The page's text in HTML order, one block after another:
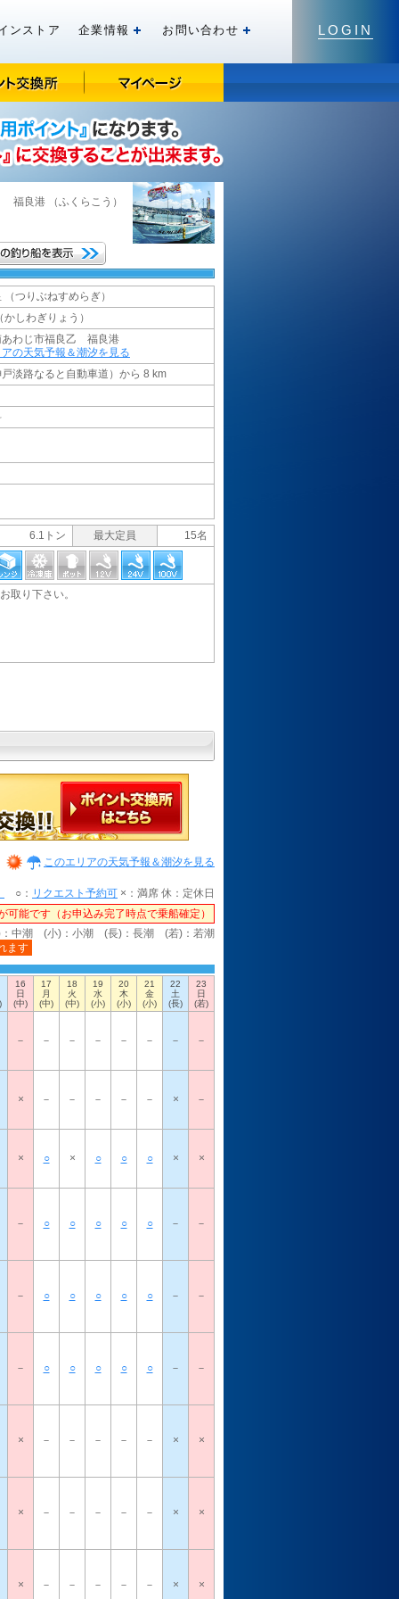
LOGIN
ンストア 企業情報 開くお問い合わせ
福良港 （ふくらこう）
（つりぶねすめらぎ）
しわぎりょう）
あわじ市福良乙 福良港
の天気予報＆潮汐を見る
淡路なると自動車道）から 8 km
6.1トン 最大定員 15名
取り下さい。
このエリアの天気予報＆潮汐を見る
○： リクエスト予約可 ×：満席 休：定休日
可能です（お申込み完了時点で乗船確定）
中潮 (小)：小潮 (長)：長潮 (若)：若潮
ます
16
日
(中)
17
月
(中)
18
火
(中)
19
水
(小)
20
木
(小)
21
金
(小)
22
土
(長)
23
日
(若)
－ － － － － － － －
× － － － － － × －
× ○ × ○ ○ ○ × ×
－ ○ ○ ○ ○ ○ － －
－ ○ ○ ○ ○ ○ － －
－ ○ ○ ○ ○ ○ － －
× － － － － － × ×
× － － － － － × ×
× － － － － － × ×